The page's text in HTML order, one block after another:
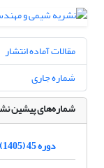
مقالات آماده انتشار
شماره جاری
شماره‌های پیشین
دوره 45 (1405)